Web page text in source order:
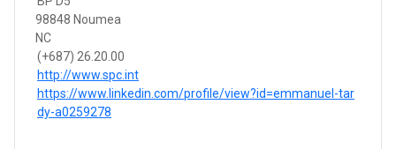
98848 Noumea
NC
(+687) 26.20.00
http://www.spc.int
https://www.linkedin.com/profile/view?id=emmanuel-tar
dy-a0259278